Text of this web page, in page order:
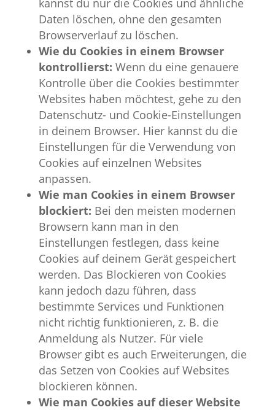
kannst du nur die Cookies und ähnliche
Daten löschen, ohne den gesamten
Browserverlauf zu löschen.
Wie du Cookies in einem Browser
kontrollierst: Wenn du eine genauere
Kontrolle über die Cookies bestimmter
Websites haben möchtest, gehe zu den
Datenschutz- und Cookie-Einstellungen
in deinem Browser. Hier kannst du die
Einstellungen für die Verwendung von
Cookies auf einzelnen Websites
anpassen.
Wie man Cookies in einem Browser
blockiert: Bei den meisten modernen
Browsern kann man in den
Einstellungen festlegen, dass keine
Cookies auf deinem Gerät gespeichert
werden. Das Blockieren von Cookies
kann jedoch dazu führen, dass
bestimmte Services und Funktionen
nicht richtig funktionieren, z. B. die
Anmeldung als Nutzer. Für viele
Browser gibt es auch Erweiterungen, die
das Setzen von Cookies auf Websites
blockieren können.
Wie man Cookies auf dieser Website